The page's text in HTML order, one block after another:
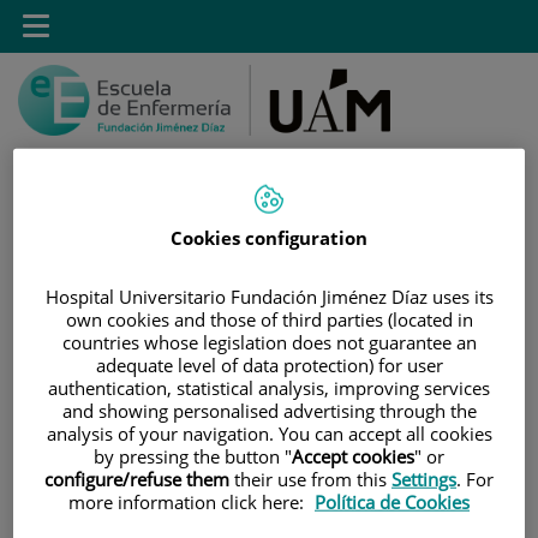
Saltar al contenido
contenido
Toggle
navigation
|ADMINISTRACIÓN
|TRÁMITES DE GRADO Y POSGRADO
Trámites de grado y
posgrado
Cookies configuration
Hospital Universitario Fundación Jiménez Díaz uses its
own cookies and those of third parties (located in
countries whose legislation does not guarantee an
adequate level of data protection) for user
authentication, statistical analysis, improving services
and showing personalised advertising through the
analysis of your navigation. You can accept all cookies
by pressing the button "Accept cookies" or
configure/refuse them their use from this Settings. For
more information click here: Política de Cookies